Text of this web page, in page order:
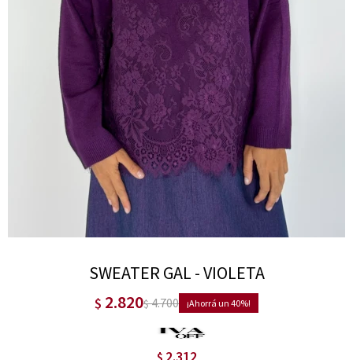
SWEATER GAL - VIOLETA
$ 2.820$4.700 40
$